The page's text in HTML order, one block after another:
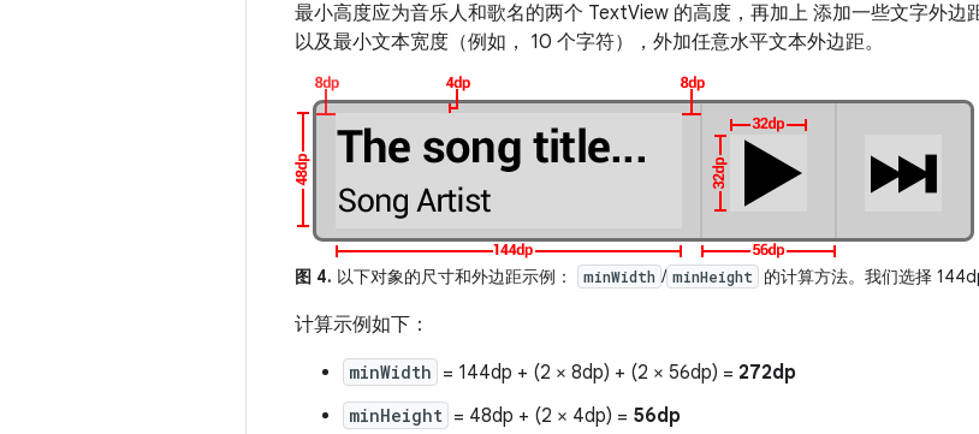
最小高度应为音乐人和歌名的两个 TextView 的高度，再加上 添加一些文字外边
以及最小文本宽度（例如， 10 个字符），外加任意水平文本外边距。
图 4. 以下对象的尺寸和外边距示例： minWidth / minHeight 的计算方法。我们选择
计算示例如下：
minWidth = 144dp + (2 × 8dp) + (2 × 56dp) = 272dp
minHeight = 48dp + (2 × 4dp) = 56dp